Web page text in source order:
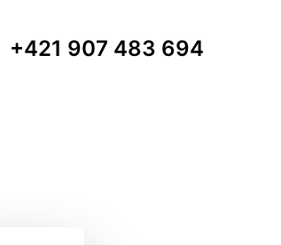
+421 907 483 694